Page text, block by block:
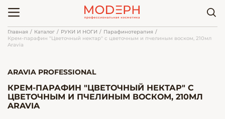
Главная Каталог РУКИ И НОГИ
Парафинотерапия
Крем-парафин "Цветочный нектар" с цветочным и пчелиным воском, 210мл
Aravia
ARAVIA PROFESSIONAL
КРЕМ-ПАРАФИН "ЦВЕТОЧНЫЙ НЕКТАР" С
ЦВЕТОЧНЫМ И ПЧЕЛИНЫМ ВОСКОМ, 210МЛ
ARAVIA